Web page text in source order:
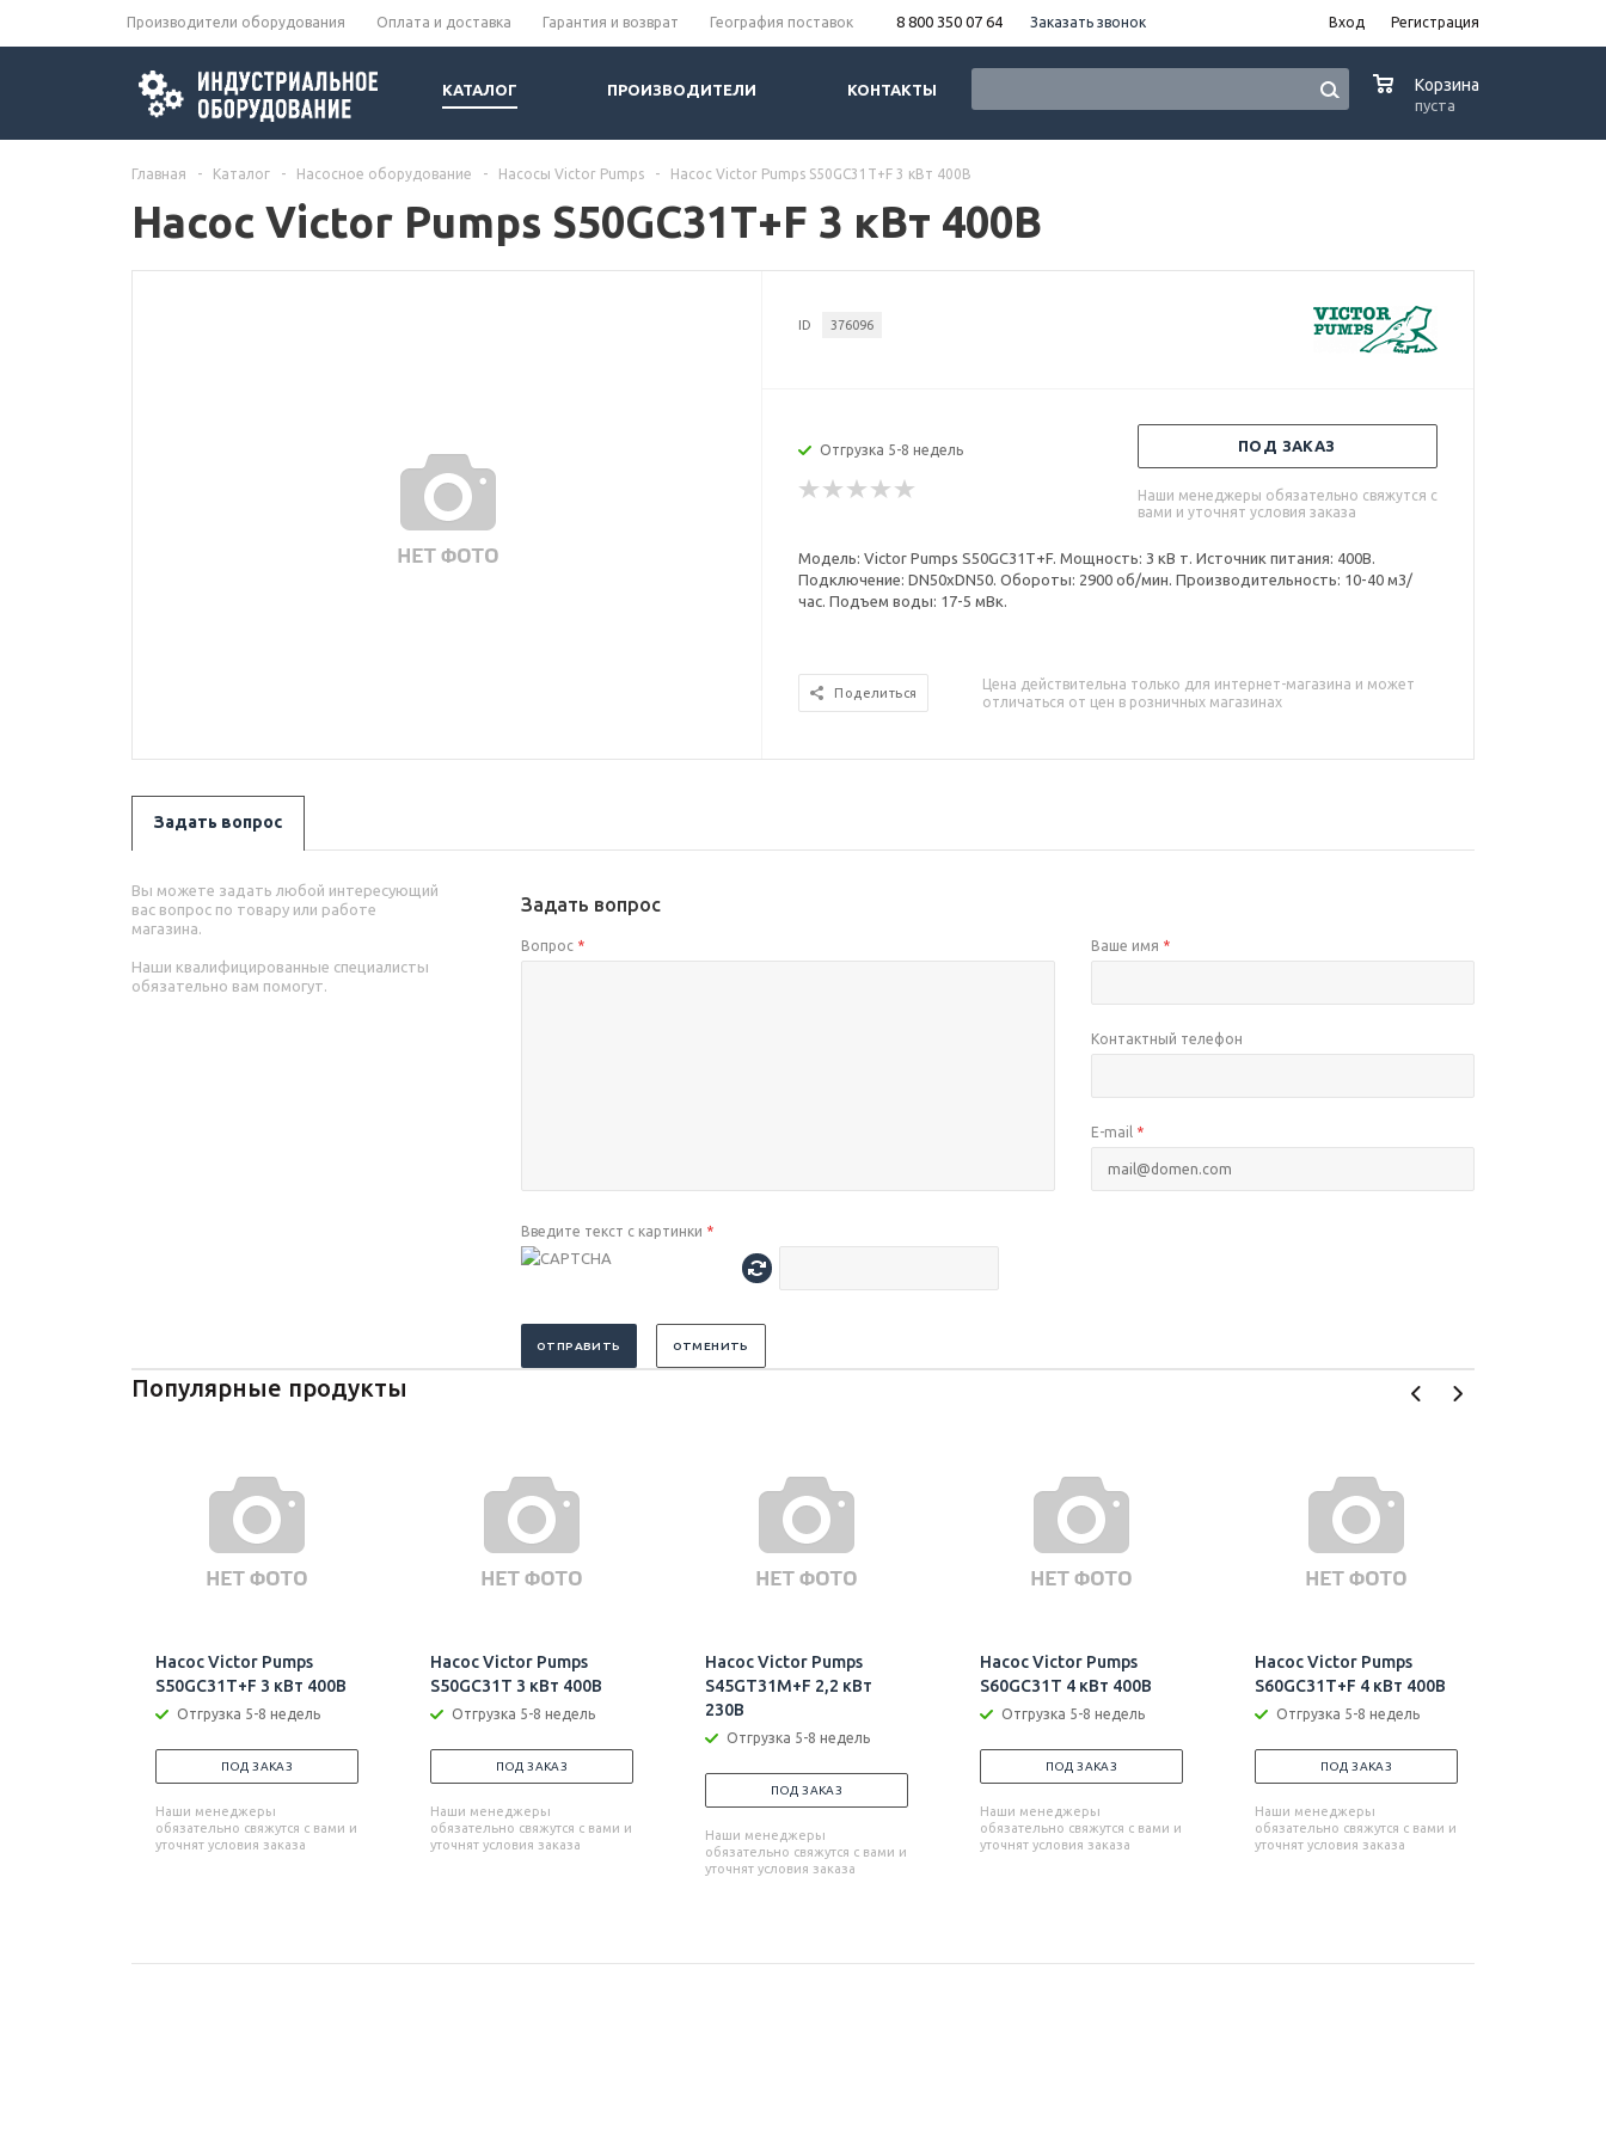
Производители оборудования Оплата и доставка Гарантия и возврат География поставок 8 800 350 07 64 Заказать звонок Вход Регистрация
КАТАЛОГ ПРОИЗВОДИТЕЛИ КОНТАКТЫ Корзина
пуста
Главная - Каталог - Насосное оборудование - Насосы Victor Pumps - Насос Victor Pumps S50GC31T+F 3 кВт 400В
Насос Victor Pumps S50GC31T+F 3 кВт 400В
ID 376096
Отгрузка 5-8 недель ПОД ЗАКАЗ
Наши менеджеры обязательно свяжутся с
вами и уточнят условия заказа
Модель: Victor Pumps S50GC31T+F. Мощность: 3 кВ т. Источник питания: 400В.
Подключение: DN50xDN50. Обороты: 2900 об/мин. Производительность: 10-40 м3/
час. Подъем воды: 17-5 мВк.
Поделиться
Цена действительна только для интернет-магазина и может
отличаться от цен в розничных магазинах
Задать вопрос
Вы можете задать любой интересующий
вас вопрос по товару или работе
магазина.
Наши квалифицированные специалисты
обязательно вам помогут.
Задать вопрос
Вопрос * Ваше имя *
Контактный телефон
E-mail *
Введите текст с картинки *
ОТПРАВИТЬ ОТМЕНИТЬ
Популярные продукты
Насос Victor Pumps
S50GC31T+F 3 кВт 400В
Отгрузка 5-8 недель
ПОД ЗАКАЗ
Наши менеджеры
обязательно свяжутся с вами и
уточнят условия заказа
Насос Victor Pumps
S50GC31T 3 кВт 400В
Отгрузка 5-8 недель
ПОД ЗАКАЗ
Наши менеджеры
обязательно свяжутся с вами и
уточнят условия заказа
Насос Victor Pumps
S45GT31M+F 2,2 кВт
230В
Отгрузка 5-8 недель
ПОД ЗАКАЗ
Наши менеджеры
обязательно свяжутся с вами и
уточнят условия заказа
Насос Victor Pumps
S60GC31T 4 кВт 400В
Отгрузка 5-8 недель
ПОД ЗАКАЗ
Наши менеджеры
обязательно свяжутся с вами и
уточнят условия заказа
Насос Victor Pumps
S60GC31T+F 4 кВт 400В
Отгрузка 5-8 недель
ПОД ЗАКАЗ
Наши менеджеры
обязательно свяжутся с вами и
уточнят условия заказа